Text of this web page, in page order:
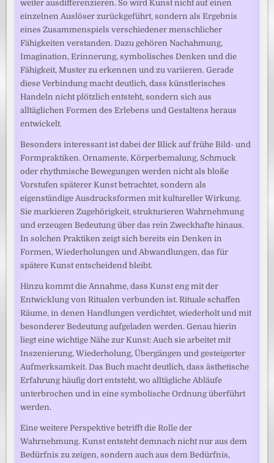
weiter ausdifferenzieren. So wird Kunst nicht auf einen
einzelnen Auslöser zurückgeführt, sondern als Ergebnis
eines Zusammenspiels verschiedener menschlicher
Fähigkeiten verstanden. Dazu gehören Nachahmung,
Imagination, Erinnerung, symbolisches Denken und die
Fähigkeit, Muster zu erkennen und zu variieren. Gerade
diese Verbindung macht deutlich, dass künstlerisches
Handeln nicht plötzlich entsteht, sondern sich aus
alltäglichen Formen des Erlebens und Gestaltens heraus
entwickelt.
Besonders interessant ist dabei der Blick auf frühe Bild- und
Formpraktiken. Ornamente, Körperbemalung, Schmuck
oder rhythmische Bewegungen werden nicht als bloße
Vorstufen späterer Kunst betrachtet, sondern als
eigenständige Ausdrucksformen mit kultureller Wirkung.
Sie markieren Zugehörigkeit, strukturieren Wahrnehmung
und erzeugen Bedeutung über das rein Zweckhafte hinaus.
In solchen Praktiken zeigt sich bereits ein Denken in
Formen, Wiederholungen und Abwandlungen, das für
spätere Kunst entscheidend bleibt.
Hinzu kommt die Annahme, dass Kunst eng mit der
Entwicklung von Ritualen verbunden ist. Rituale schaffen
Räume, in denen Handlungen verdichtet, wiederholt und mit
besonderer Bedeutung aufgeladen werden. Genau hierin
liegt eine wichtige Nähe zur Kunst: Auch sie arbeitet mit
Inszenierung, Wiederholung, Übergängen und gesteigerter
Aufmerksamkeit. Das Buch macht deutlich, dass ästhetische
Erfahrung häufig dort entsteht, wo alltägliche Abläufe
unterbrochen und in eine symbolische Ordnung überführt
werden.
Eine weitere Perspektive betrifft die Rolle der
Wahrnehmung. Kunst entsteht demnach nicht nur aus dem
Bedürfnis zu zeigen, sondern auch aus dem Bedürfnis,